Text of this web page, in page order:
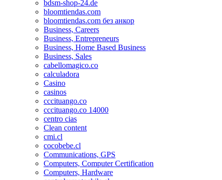
bdsm-shop-24.de
bloomtiendas.com
bloomtiendas.com без анкор
Business, Careers
Business, Entrepreneurs
Business, Home Based Business
Business, Sales
cabellomagico.co
calculadora
Casino
casinos
cccituango.co
cccituango.co 14000
centro cias
Clean content
cmi.cl
cocobebe.cl
Communications, GPS
Computers, Computer Certification
Computers, Hardware